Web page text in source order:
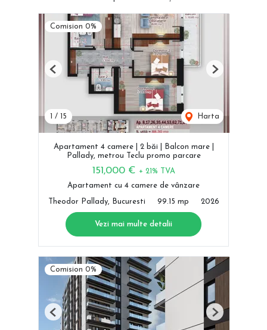
Comision 0%
/ 15 Harta
Previous Next
Apartament 4 camere | 2 băi | Balcon mare |
Pallady, metrou Teclu promo parcare
151,000 € + 21% TVA
Apartament cu 4 camere de vânzare
Theodor Pallady, Bucuresti 99.15 mp 2026
Vezi mai multe detalii
Comision 0%
Previous Next